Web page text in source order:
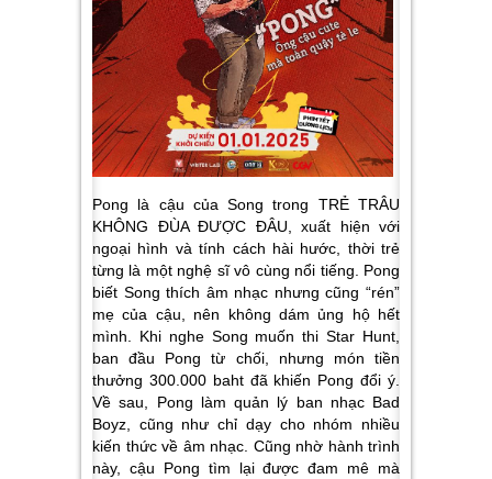
Pong là cậu của Song trong TRẺ TRÂU
KHÔNG ĐÙA ĐƯỢC ĐÂU, xuất hiện với
ngoại hình và tính cách hài hước, thời trẻ
từng là một nghệ sĩ vô cùng nổi tiếng. Pong
biết Song thích âm nhạc nhưng cũng “rén”
mẹ của cậu, nên không dám ủng hộ hết
mình. Khi nghe Song muốn thi Star Hunt,
ban đầu Pong từ chối, nhưng món tiền
thưởng 300.000 baht đã khiến Pong đổi ý.
Về sau, Pong làm quản lý ban nhạc Bad
Boyz, cũng như chỉ dạy cho nhóm nhiều
kiến thức về âm nhạc. Cũng nhờ hành trình
này, cậu Pong tìm lại được đam mê mà